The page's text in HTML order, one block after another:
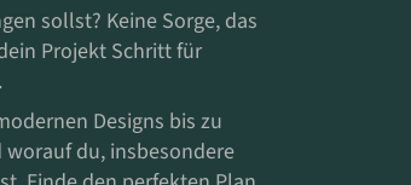
sollst? Keine Sorge, das
Projekt Schritt für
Designs bis zu
du, insbesondere